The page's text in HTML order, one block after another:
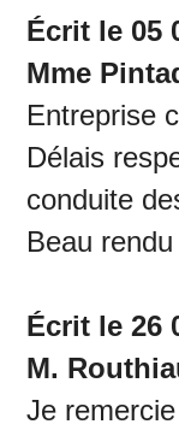
Écrit le 05
Mme
Entreprise
Délais
conduite
Beau
Écrit le 26
M.
Je